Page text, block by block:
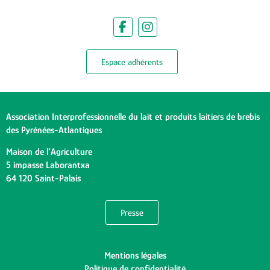
Espace adhérents
Association Interprofessionnelle du lait et produits laitiers de brebis
des Pyrénées-Atlantiques
Maison de l’Agriculture
5 impasse Laborantxa
64 120 Saint-Palais
Presse
Mentions légales